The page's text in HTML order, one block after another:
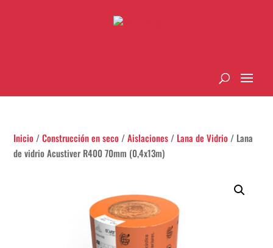
Inicio /Construcción en seco /Aislaciones / Lana de Vidrio / Lana
de vidrio Acustiver R400 70mm (0,4x13m)